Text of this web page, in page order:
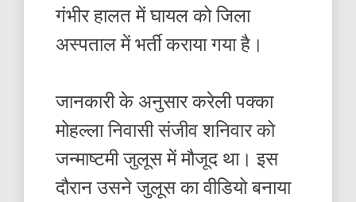
गंभीर हालत में घायल को जिला
अस्पताल में भर्ती कराया गया है।
जानकारी के अनुसार करेली पक्का
मोहल्ला निवासी संजीव शनिवार को
जन्माष्टमी जुलूस में मौजूद था। इस
दौरान उसने जुलूस का वीडियो बनाया